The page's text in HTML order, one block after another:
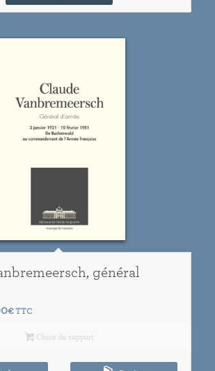
général
€Plage
prix :
TTC
Choix du support